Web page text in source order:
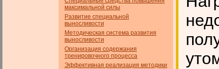
максимальной силы
Развитие специальной
выносливости
Методическая система развития
выносливости
Организация содержания
тренировочного процесса
Эффективная реализация методики